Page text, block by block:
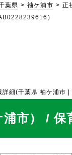
葉県 袖ケ浦市
正
）
詳細(千葉県 袖ケ浦
市） / 保